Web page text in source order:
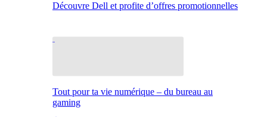
Découvre Dell et profite d’offres promotionnelles
Tout pour ta vie numérique – du bureau au
gaming